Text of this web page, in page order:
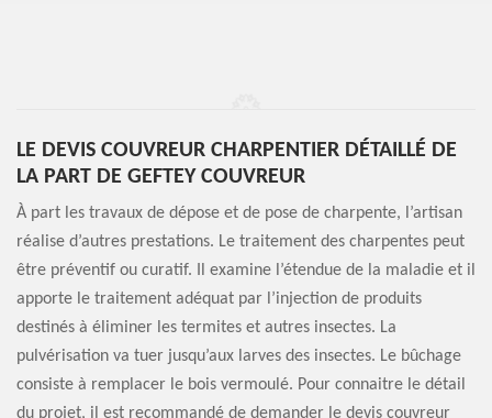
LE DEVIS COUVREUR CHARPENTIER DÉTAILLÉ DE
LA PART DE GEFTEY COUVREUR
À part les travaux de dépose et de pose de charpente, l’artisan
réalise d’autres prestations. Le traitement des charpentes peut
être préventif ou curatif. Il examine l’étendue de la maladie et il
apporte le traitement adéquat par l’injection de produits
destinés à éliminer les termites et autres insectes. La
pulvérisation va tuer jusqu’aux larves des insectes. Le bûchage
consiste à remplacer le bois vermoulé. Pour connaitre le détail
du projet, il est recommandé de demander le devis couvreur